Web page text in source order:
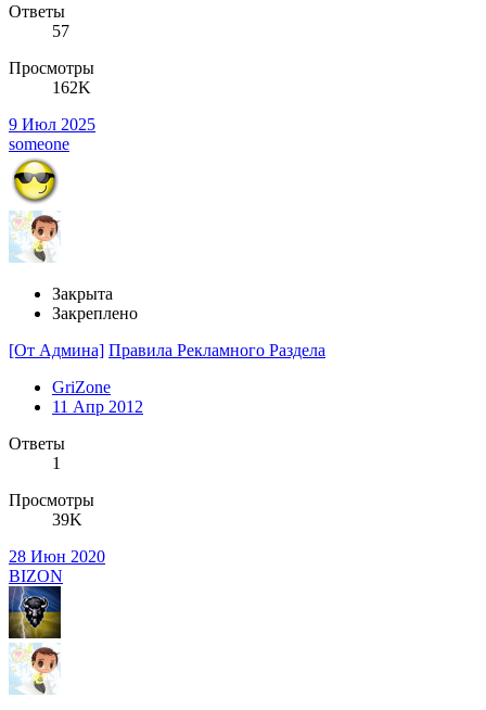
Ответы
57
Просмотры
162K
9 Июл 2025
someone
Закрыта
Закреплено
[От Админа] Правила Рекламного Раздела
GriZone
11 Апр 2012
Ответы
1
Просмотры
39K
28 Июн 2020
BIZON